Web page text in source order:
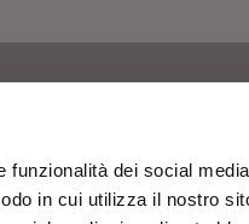
funzionalità dei social
in cui utilizza il nostro